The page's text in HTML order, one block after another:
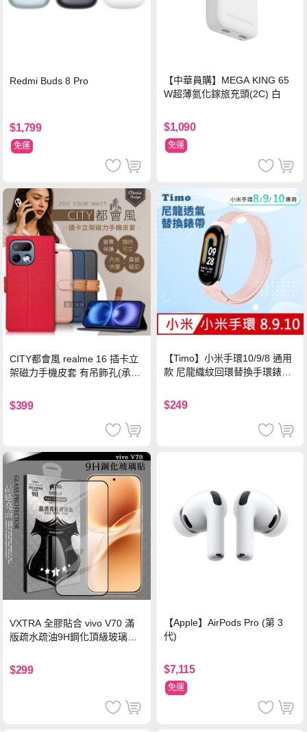
Redmi Buds 8 Pro
$1,799
免運
【中華員購】MEGA KING 65
W超薄氮化鎵旅充頭(2C) 白
$1,090
免運
CITY都會風 realme 16 插卡立
架磁力手機皮套 有吊飾孔(承諾
$399
【Timo】小米手環10/9/8 通用
款 尼龍織紋回環替換手環錶帶-
$249
VXTRA 全膠貼合 vivo V70 滿
版疏水疏油9H鋼化頂級玻璃貼
$299
【Apple】AirPods Pro (第 3
代)
$7,115
免運